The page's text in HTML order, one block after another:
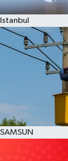
Istanbul
SAMSUN